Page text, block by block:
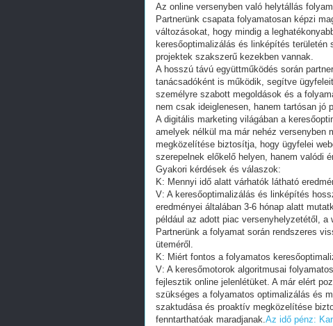
Az online versenyben való helytállás
Partnerünk csapata folyamatosan képzi
változásokat, hogy mindig a
keresőoptimalizálás és linképítés
projektek szakszerű kezekben vannak.
A hosszú távú együttműködés során
tanácsadóként is működik, segítve
személyre szabott megoldások és a
nem csak ideiglenesen, hanem tartósan
A digitális marketing világában a
amelyek nélkül ma már nehéz versenyben
megközelítése biztosítja, hogy ügyfelei
szerepelnek előkelő helyen, hanem valódi
Gyakori kérdések és válaszok:
K: Mennyi idő alatt várhatók látható
V: A keresőoptimalizálás és linképítés
eredményei általában 3-6 hónap alatt
például az adott piac versenyhelyzetétől,
Partnerünk a folyamat során rendszeres
üteméről.
K: Miért fontos a folyamatos
V: A keresőmotorok algoritmusai
fejlesztik online jelenlétüket. A már elért
szükséges a folyamatos optimalizálás és
szaktudása és proaktív megközelítése
fenntarthatóak maradjanak.Az idő pénz: